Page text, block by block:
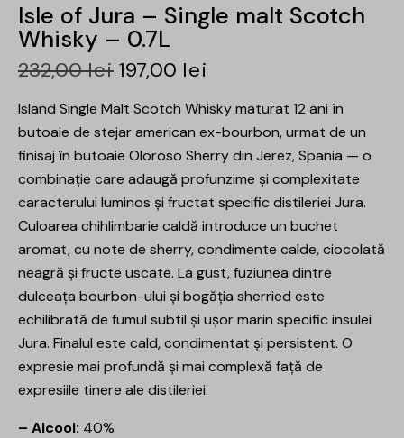
Isle of Jura – Single malt Scotch
Whisky – 0.7L
232,00lei 197,00 lei
Island Single Malt Scotch Whisky maturat 12 ani în
butoaie de stejar american ex-bourbon, urmat de un
finisaj în butoaie Oloroso Sherry din Jerez, Spania — o
combinație care adaugă profunzime și complexitate
caracterului luminos și fructat specific distileriei Jura.
Culoarea chihlimbarie caldă introduce un buchet
aromat, cu note de sherry, condimente calde, ciocolată
neagră și fructe uscate. La gust, fuziunea dintre
dulceața bourbon-ului și bogăția sherried este
echilibrată de fumul subtil și ușor marin specific insulei
Jura. Finalul este cald, condimentat și persistent. O
expresie mai profundă și mai complexă față de
expresiile tinere ale distileriei.
– Alcool: 40%